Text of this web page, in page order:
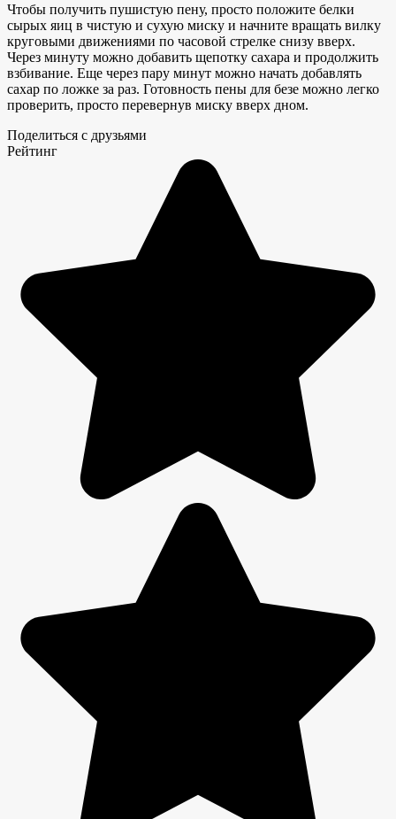
Чтобы получить пушистую пену, просто положите белки
сырых яиц в чистую и сухую миску и начните вращать вилку
круговыми движениями по часовой стрелке снизу вверх.
Через минуту можно добавить щепотку сахара и продолжить
взбивание. Еще через пару минут можно начать добавлять
сахар по ложке за раз. Готовность пены для безе можно легко
проверить, просто перевернув миску вверх дном.
Поделиться с друзьями
Рейтинг